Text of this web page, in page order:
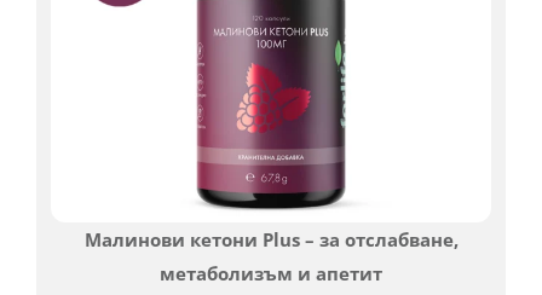
Малинови кетони Plus – за отслабване,
метаболизъм и апетит